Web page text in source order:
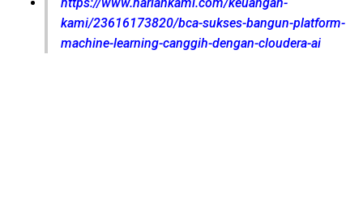
kami/23616173820/bca-sukses-bangun-platform-
machine-learning-canggih-dengan-cloudera-ai